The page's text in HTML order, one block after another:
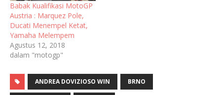
Babak Kualifikasi MotoGP
Austria : Marquez Pole,
Ducati Menempel Ketat,
Yamaha Melempem
Agustus 12, 2018
dalam "motogp"
ANDREA DOVIZIOSO WIN BRNO